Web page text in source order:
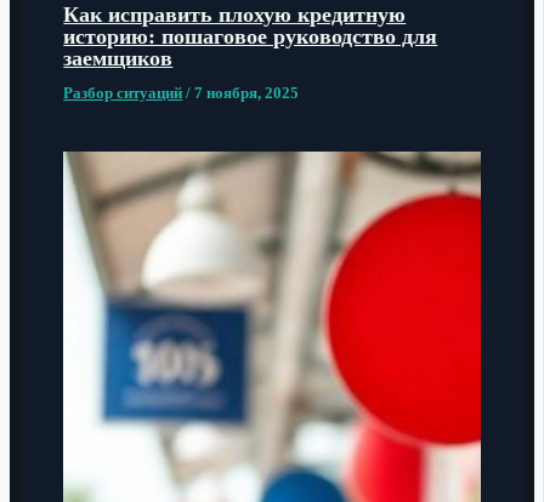
Как исправить плохую кредитную
историю: пошаговое руководство для
заемщиков
Разбор ситуаций /7 ноября, 2025